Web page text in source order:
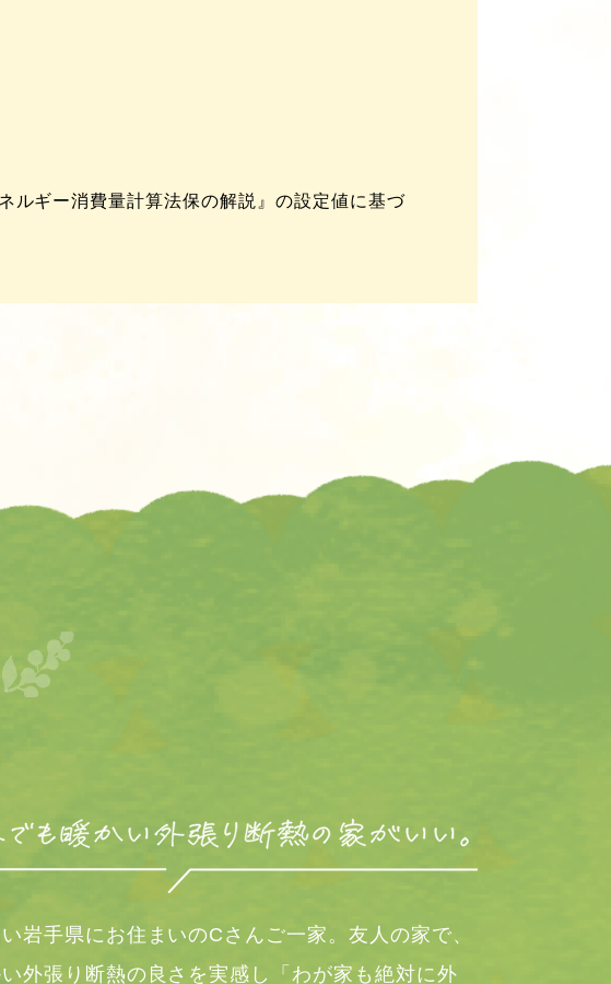
ルギー消費量計算法保の解説』の設定値に基づ
岩手県にお住まいのCさんご一家。友人の家で、
外張り断熱の良さを実感し「わが家も絶対に外